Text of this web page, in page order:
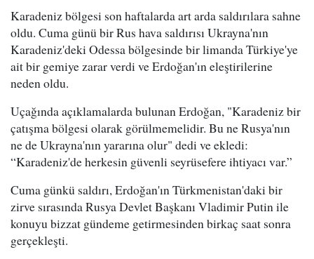
Karadeniz bölgesi son haftalarda art arda saldırılara sahne
oldu. Cuma günü bir Rus hava saldırısı Ukrayna'nın
Karadeniz'deki Odessa bölgesinde bir limanda Türkiye'ye
ait bir gemiye zarar verdi ve Erdoğan'ın eleştirilerine
neden oldu.
Uçağında açıklamalarda bulunan Erdoğan, "Karadeniz bir
çatışma bölgesi olarak görülmemelidir. Bu ne Rusya'nın
ne de Ukrayna'nın yararına olur" dedi ve ekledi:
“Karadeniz'de herkesin güvenli seyrüsefere ihtiyacı var.”
Cuma günkü saldırı, Erdoğan'ın Türkmenistan'daki bir
zirve sırasında Rusya Devlet Başkanı Vladimir Putin ile
konuyu bizzat gündeme getirmesinden birkaç saat sonra
gerçekleşti.